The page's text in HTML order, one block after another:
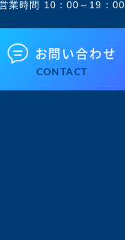
業時間 10：00～19：00
お問い合わせ
CONTACT